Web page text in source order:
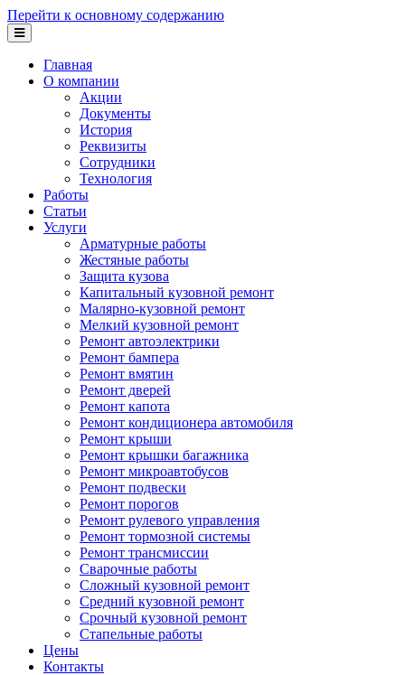
Перейти к основному содержанию
Главная
О компании
Акции
Документы
История
Реквизиты
Сотрудники
Технология
Работы
Статьи
Услуги
Арматурные работы
Жестяные работы
Защита кузова
Капитальный кузовной ремонт
Малярно-кузовной ремонт
Мелкий кузовной ремонт
Ремонт автоэлектрики
Ремонт бампера
Ремонт вмятин
Ремонт дверей
Ремонт капота
Ремонт кондиционера автомобиля
Ремонт крыши
Ремонт крышки багажника
Ремонт микроавтобусов
Ремонт подвески
Ремонт порогов
Ремонт рулевого управления
Ремонт тормозной системы
Ремонт трансмиссии
Сварочные работы
Сложный кузовной ремонт
Средний кузовной ремонт
Срочный кузовной ремонт
Стапельные работы
Цены
Контакты